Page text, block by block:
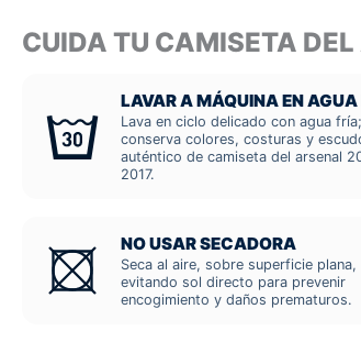
CUIDA TU CAMISETA
LAVAR A MÁQUINA EN AGUA
Lava en ciclo delicado con agua fría;
conserva colores, costuras y
auténtico de camiseta del arsenal
2017.
NO USAR SECADORA
Seca al aire, sobre superficie plana,
evitando sol directo para prevenir
encogimiento y daños prematuros.